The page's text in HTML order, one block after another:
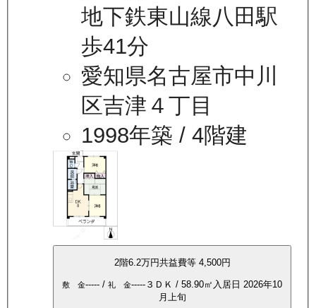
地下鉄東山線八田駅
歩41分
愛知県名古屋市中川
区吉津４丁目
1998年築 / 4階建
2階6.2万円共益費等 4,500円
敷 金----- / 礼 金----- ３ＤＫ / 58.90㎡ 入居日 2026年10
月上旬